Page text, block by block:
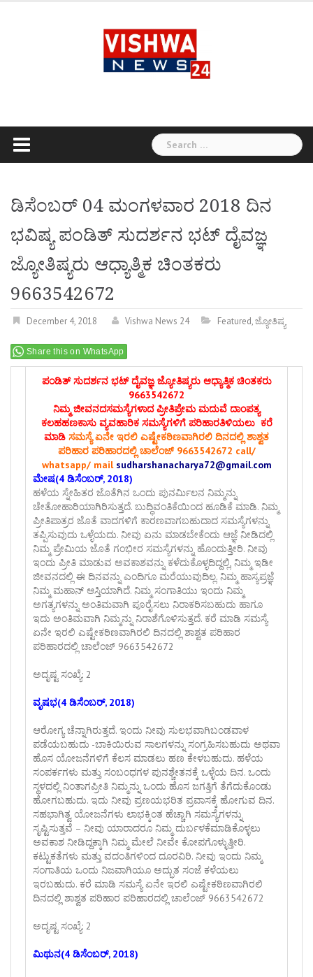
Search
for:
ಡಿಸೆಂಬರ್ 04 ಮಂಗಳವಾರ 2018 ದಿನ
ಭವಿಷ್ಯ ಪಂಡಿತ್ ಸುದರ್ಶನ ಭಟ್ ದೈವಜ್ಞ
ಜ್ಯೋತಿಷ್ಯರು ಆಧ್ಯಾತ್ಮಿಕ ಚಿಂತಕರು
9663542672
December 4, 2018 Vishwa News 24 Featured,ಜ್ಯೋತಿಷ್ಯ
Share this on WhatsApp
ಪಂಡಿತ್ ಸುದರ್ಶನ ಭಟ್ ದೈವಜ್ಞ ಜ್ಯೋತಿಷ್ಯರು ಆಧ್ಯಾತ್ಮಿಕ ಚಿಂತಕರು
9663542672
ನಿಮ್ಮ ಜೀವನದಸಮಸ್ಯೆಗಳಾದ ಪ್ರೀತಿಪ್ರೇಮ ಮದುವೆ ದಾಂಪತ್ಯ
ಕಲಹಹಣಕಾಸು ವ್ಯವಹಾರಿಕ ಸಮಸ್ಯೆಗಳಿಗೆ ಪರಿಹಾರತಿಳಿಯಲು ಕರೆ
ಮಾಡಿ ಸಮಸ್ಯೆ ಏನೇ ಇರಲಿ ಎಷ್ಟೇಕಠಿಣವಾಗಿರಲಿ ದಿನದಲ್ಲಿ ಶಾಶ್ವತ
ಪರಿಹಾರ ಪರಿಹಾರದಲ್ಲಿ ಚಾಲೆಂಜ್ 9663542672 call/
whatsapp/ mail sudharshanacharya72@gmail.com
ಮೇಷ(4 ಡಿಸೆಂಬರ್, 2018)
ಹಳೆಯ ಸ್ನೇಹಿತರ ಜೊತೆಗಿನ ಒಂದು ಪುನರ್ಮಿಲನ ನಿಮ್ಮನ್ನು
ಚೇತೋಹಾರಿಯಾಗಿರಿಸುತ್ತದೆ. ಬುದ್ಧಿವಂತಿಕೆಯಿಂದ ಹೂಡಿಕೆ ಮಾಡಿ. ನಿಮ್ಮ
ಪ್ರೀತಿಪಾತ್ರರ ಜೊತೆ ವಾದಗಳಿಗೆ ಕಾರಣವಾಗಬಹುದಾದ ಸಮಸ್ಯೆಗಳನ್ನು
ತಪ್ಪಿಸುವುದು ಒಳ್ಳೆಯದು. ನೀವು ಏನು ಮಾಡಬೇಕೆಂದು ಆಜ್ಞೆ ನೀಡಿದಲ್ಲಿ
ನಿಮ್ಮ ಪ್ರೇಮಿಯ ಜೊತೆ ಗಂಭೀರ ಸಮಸ್ಯೆಗಳನ್ನು ಹೊಂದುತ್ತೀರಿ. ನೀವು
ಇಂದು ಪ್ರೀತಿ ಮಾಡುವ ಅವಕಾಶವನ್ನು ಕಳೆದುಕೊಳ್ಳದಿದ್ದಲ್ಲಿ, ನಿಮ್ಮ ಇಡೀ
ಜೀವನದಲ್ಲಿ ಈ ದಿನವನ್ನು ಎಂದಿಗೂ ಮರೆಯುವುದಿಲ್ಲ. ನಿಮ್ಮ ಹಾಸ್ಯಪ್ರಜ್ಞೆ
ನಿಮ್ಮ ಮಹಾನ್ ಆಸ್ತಿಯಾಗಿದೆ. ನಿಮ್ಮ ಸಂಗಾತಿಯು ಇಂದು ನಿಮ್ಮ
ಅಗತ್ಯಗಳನ್ನು ಅಂತಿಮವಾಗಿ ಪೂರೈಸಲು ನಿರಾಕರಿಸಬಹುದು ಹಾಗೂ
ಇದು ಅಂತಿಮವಾಗಿ ನಿಮ್ಮನ್ನು ನಿರಾಶೆಗೊಳಿಸುತ್ತದೆ. ಕರೆ ಮಾಡಿ ಸಮಸ್ಯೆ
ಏನೇ ಇರಲಿ ಎಷ್ಟೇಕಠಿಣವಾಗಿರಲಿ ದಿನದಲ್ಲಿ ಶಾಶ್ವತ ಪರಿಹಾರ
ಪರಿಹಾರದಲ್ಲಿ ಚಾಲೆಂಜ್ 9663542672
ಅದೃಷ್ಟ ಸಂಖ್ಯೆ: 2
ವೃಷಭ(4 ಡಿಸೆಂಬರ್, 2018)
ಆರೋಗ್ಯ ಚೆನ್ನಾಗಿರುತ್ತದೆ. ಇಂದು ನೀವು ಸುಲಭವಾಗಿಬಂಡವಾಳ
ಪಡೆಯಬಹುದು -ಬಾಕಿಯಿರುವ ಸಾಲಗಳನ್ನು ಸಂಗ್ರಹಿಸಬಹುದು ಅಥವಾ
ಹೊಸ ಯೋಜನೆಗಳಿಗೆ ಕೆಲಸ ಮಾಡಲು ಹಣ ಕೇಳಬಹುದು. ಹಳೆಯ
ಸಂಪರ್ಕಗಳು ಮತ್ತು ಸಂಬಂಧಗಳ ಪುನಶ್ಚೇತನಕ್ಕೆ ಒಳ್ಳೆಯ ದಿನ. ಒಂದು
ಸ್ಥಳದಲ್ಲಿ ನಿಂತಾಗಪ್ರೀತಿ ನಿಮ್ಮನ್ನು ಒಂದು ಹೊಸ ಜಗತ್ತಿಗೆ ತೆಗೆದುಕೊಂಡು
ಹೋಗಬಹುದು. ಇದು ನೀವು ಪ್ರಣಯಭರಿತ ಪ್ರವಾಸಕ್ಕೆ ಹೋಗುವ ದಿನ.
ಸಹಭಾಗಿತ್ವ ಯೋಜನೆಗಳು ಲಾಭಕ್ಕಿಂತ ಹೆಚ್ಚಾಗಿ ಸಮಸ್ಯೆಗಳನ್ನು
ಸೃಷ್ಟಿಸುತ್ತವೆ – ನೀವು ಯಾರಾದರೂ ನಿಮ್ಮ ದುರ್ಬಳಕೆಮಾಡಿಕೊಳ್ಳಲು
ಅವಕಾಶ ನೀಡಿದ್ದಕ್ಕಾಗಿ ನಿಮ್ಮ ಮೇಲೆ ನೀವೇ ಕೋಪಗೊಳ್ಳುತ್ತೀರಿ.
ಕಟ್ಟುಕತೆಗಳು ಮತ್ತು ವದಂತಿಗಳಿಂದ ದೂರವಿರಿ. ನೀವು ಇಂದು ನಿಮ್ಮ
ಸಂಗಾತಿಯ ಒಂದು ನಿಜವಾಗಿಯೂ ಅದ್ಭುತ ಸಂಜೆ ಕಳೆಯಲು
ಇರಬಹುದು. ಕರೆ ಮಾಡಿ ಸಮಸ್ಯೆ ಏನೇ ಇರಲಿ ಎಷ್ಟೇಕಠಿಣವಾಗಿರಲಿ
ದಿನದಲ್ಲಿ ಶಾಶ್ವತ ಪರಿಹಾರ ಪರಿಹಾರದಲ್ಲಿ ಚಾಲೆಂಜ್ 9663542672
ಅದೃಷ್ಟ ಸಂಖ್ಯೆ: 2
ಮಿಥುನ(4 ಡಿಸೆಂಬರ್, 2018)